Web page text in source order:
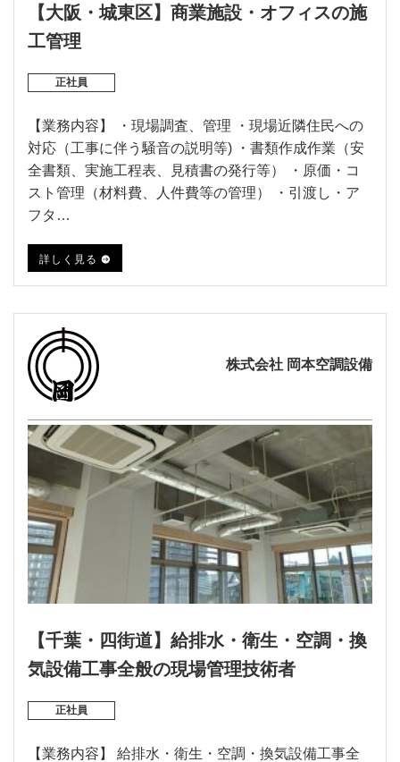
【大阪・城東区】商業施設・オフィスの施
工管理
正社員
【業務内容】 ・現場調査、管理 ・現場近隣住民への
対応（工事に伴う騒音の説明等) ・書類作成作業（安
全書類、実施工程表、見積書の発行等） ・原価・コ
スト管理（材料費、人件費等の管理） ・引渡し・ア
フタ…
詳しく見る
株式会社 岡本空調設備
【千葉・四街道】給排水・衛生・空調・換
気設備工事全般の現場管理技術者
正社員
【業務内容】 給排水・衛生・空調・換気設備工事全